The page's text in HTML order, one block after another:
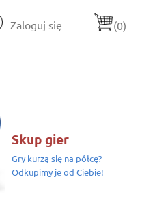
Zaloguj się (0)
Skup gier
Gry kurzą się na półcę?
Odkupimy je od Ciebie!